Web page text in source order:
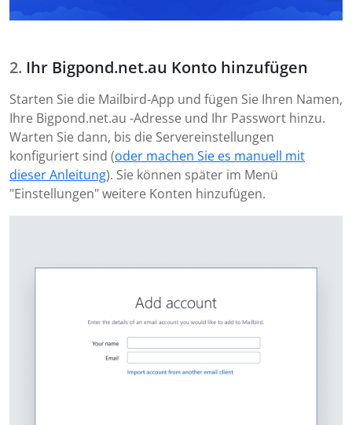
Ihr Bigpond.net.au Konto hinzufügen
Starten Sie die Mailbird-App und fügen Sie Ihren Namen,
Ihre Bigpond.net.au -Adresse und Ihr Passwort hinzu.
Warten Sie dann, bis die Servereinstellungen
konfiguriert sind (oder machen Sie es manuell mit
dieser Anleitung). Sie können später im Menü
"Einstellungen" weitere Konten hinzufügen.